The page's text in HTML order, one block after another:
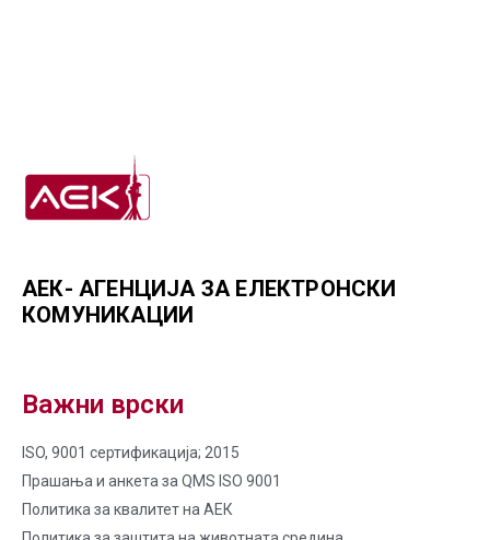
АЕК- АГЕНЦИЈА ЗА ЕЛЕКТРОНСКИ
КОМУНИКАЦИИ
Важни врски
ISO, 9001 сертификација; 2015
Прашања и анкета за QMS ISO 9001
Политика за квалитет на AЕК